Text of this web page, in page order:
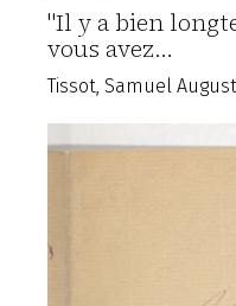
"Il y a bien
vous avez…
Tissot, Samuel